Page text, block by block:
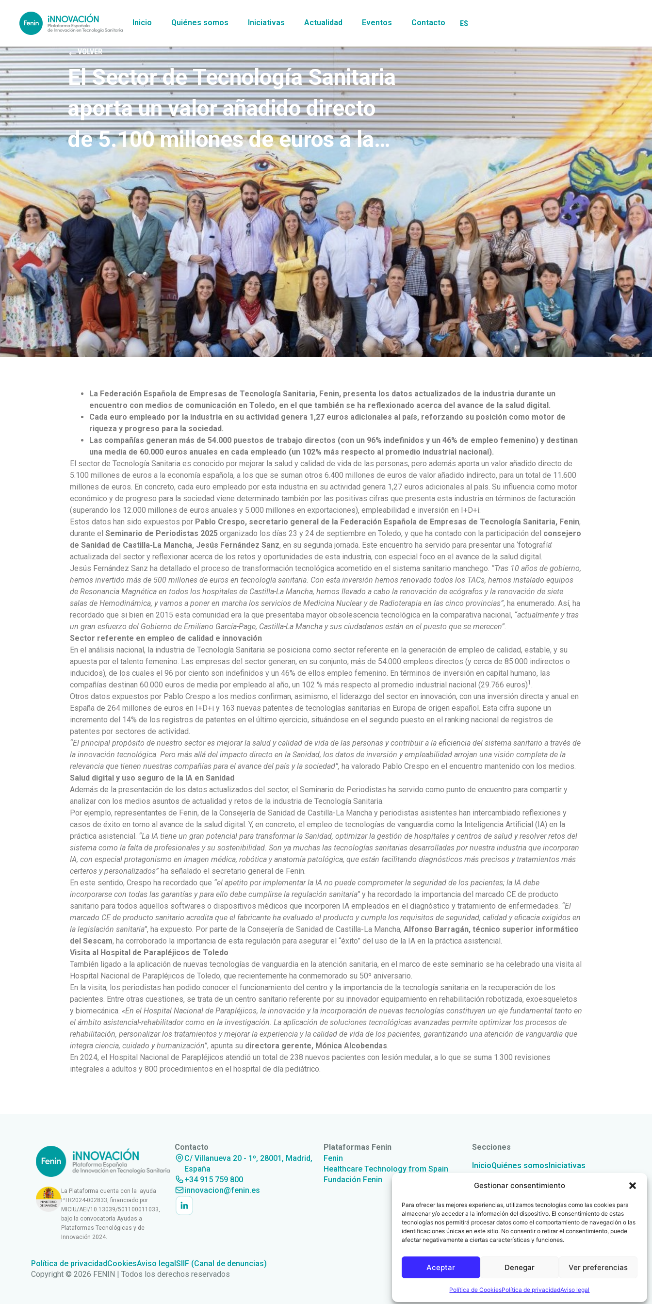
Gestionar consentimiento
Para ofrecer las mejores experiencias, utilizamos tecnologías como las cookies para
almacenar y/o acceder a la información del dispositivo. El consentimiento de estas
tecnologías nos permitirá procesar datos como el comportamiento de navegación o las
identificaciones únicas en este sitio. No consentir o retirar el consentimiento, puede
afectar negativamente a ciertas características y funciones.
Aceptar Denegar Ver preferencias
Política de CookiesPolítica de privacidadAviso legal
Inicio Quiénes somos Iniciativas Actualidad Eventos Contacto ES
EN
VOLVER
El Sector de Tecnología Sanitaria
aporta un valor añadido directo
de 5.100 millones de euros a la
economía española
La Federación Española de Empresas de Tecnología Sanitaria, Fenin, presenta los datos actualizados de la industria durante un
encuentro con medios de comunicación en Toledo, en el que también se ha reflexionado acerca del avance de la salud digital.
Cada euro empleado por la industria en su actividad genera 1,27 euros adicionales al país, reforzando su posición como motor de
riqueza y progreso para la sociedad.
Las compañías generan más de 54.000 puestos de trabajo directos (con un 96% indefinidos y un 46% de empleo femenino) y destinan
una media de 60.000 euros anuales en cada empleado (un 102% más respecto al promedio industrial nacional).
El sector de Tecnología Sanitaria es conocido por mejorar la salud y calidad de vida de las personas, pero además aporta un valor añadido directo de
5.100 millones de euros a la economía española, a los que se suman otros 6.400 millones de euros de valor añadido indirecto, para un total de 11.600
millones de euros. En concreto, cada euro empleado por esta industria en su actividad genera 1,27 euros adicionales al país. Su influencia como motor
económico y de progreso para la sociedad viene determinado también por las positivas cifras que presenta esta industria en términos de facturación
(superando los 12.000 millones de euros anuales y 5.000 millones en exportaciones), empleabilidad e inversión en I+D+i.
Estos datos han sido expuestos por Pablo Crespo, secretario general de la Federación Española de Empresas de Tecnología Sanitaria, Fenin,
durante el Seminario de Periodistas 2025 organizado los días 23 y 24 de septiembre en Toledo, y que ha contado con la participación del consejero
de Sanidad de Castilla-La Mancha, Jesús Fernández Sanz, en su segunda jornada. Este encuentro ha servido para presentar una ‘fotografía’
actualizada del sector y reflexionar acerca de los retos y oportunidades de esta industria, con especial foco en el avance de la salud digital.
Jesús Fernández Sanz ha detallado el proceso de transformación tecnológica acometido en el sistema sanitario manchego. “Tras 10 años de gobierno,
hemos invertido más de 500 millones de euros en tecnología sanitaria. Con esta inversión hemos renovado todos los TACs, hemos instalado equipos
de Resonancia Magnética en todos los hospitales de Castilla-La Mancha, hemos llevado a cabo la renovación de ecógrafos y la renovación de siete
salas de Hemodinámica, y vamos a poner en marcha los servicios de Medicina Nuclear y de Radioterapia en las cinco provincias”, ha enumerado. Así, ha
recordado que si bien en 2015 esta comunidad era la que presentaba mayor obsolescencia tecnológica en la comparativa nacional, “actualmente y tras
un gran esfuerzo del Gobierno de Emiliano García-Page, Castilla-La Mancha y sus ciudadanos están en el puesto que se merecen”.
Sector referente en empleo de calidad e innovación
En el análisis nacional, la industria de Tecnología Sanitaria se posiciona como sector referente en la generación de empleo de calidad, estable, y su
apuesta por el talento femenino. Las empresas del sector generan, en su conjunto, más de 54.000 empleos directos (y cerca de 85.000 indirectos o
inducidos), de los cuales el 96 por ciento son indefinidos y un 46% de ellos empleo femenino. En términos de inversión en capital humano, las
compañías destinan 60.000 euros de media por empleado al año, un 102 % más respecto al promedio industrial nacional (29.766 euros)1 .
Otros datos expuestos por Pablo Crespo a los medios confirman, asimismo, el liderazgo del sector en innovación, con una inversión directa y anual en
España de 264 millones de euros en I+D+i y 163 nuevas patentes de tecnologías sanitarias en Europa de origen español. Esta cifra supone un
incremento del 14% de los registros de patentes en el último ejercicio, situándose en el segundo puesto en el ranking nacional de registros de
patentes por sectores de actividad.
“El principal propósito de nuestro sector es mejorar la salud y calidad de vida de las personas y contribuir a la eficiencia del sistema sanitario a través de
la innovación tecnológica. Pero más allá del impacto directo en la Sanidad, los datos de inversión y empleabilidad arrojan una visión completa de la
relevancia que tienen nuestras compañías para el avance del país y la sociedad”, ha valorado Pablo Crespo en el encuentro mantenido con los medios.
Salud digital y uso seguro de la IA en Sanidad
Además de la presentación de los datos actualizados del sector, el Seminario de Periodistas ha servido como punto de encuentro para compartir y
analizar con los medios asuntos de actualidad y retos de la industria de Tecnología Sanitaria.
Por ejemplo, representantes de Fenin, de la Consejería de Sanidad de Castilla-La Mancha y periodistas asistentes han intercambiado reflexiones y
casos de éxito en torno al avance de la salud digital. Y, en concreto, el empleo de tecnologías de vanguardia como la Inteligencia Artificial (IA) en la
práctica asistencial. “La IA tiene un gran potencial para transformar la Sanidad, optimizar la gestión de hospitales y centros de salud y resolver retos del
sistema como la falta de profesionales y su sostenibilidad. Son ya muchas las tecnologías sanitarias desarrolladas por nuestra industria que incorporan
IA, con especial protagonismo en imagen médica, robótica y anatomía patológica, que están facilitando diagnósticos más precisos y tratamientos más
certeros y personalizados” ha señalado el secretario general de Fenin.
En este sentido, Crespo ha recordado que “el apetito por implementar la IA no puede comprometer la seguridad de los pacientes; la IA debe
incorporarse con todas las garantías y para ello debe cumplirse la regulación sanitaria” y ha recordado la importancia del marcado CE de producto
sanitario para todos aquellos softwares o dispositivos médicos que incorporen IA empleados en el diagnóstico y tratamiento de enfermedades. “El
marcado CE de producto sanitario acredita que el fabricante ha evaluado el producto y cumple los requisitos de seguridad, calidad y eficacia exigidos en
la legislación sanitaria”, ha expuesto. Por parte de la Consejería de Sanidad de Castilla-La Mancha, Alfonso Barragán, técnico superior informático
del Sescam, ha corroborado la importancia de esta regulación para asegurar el “éxito” del uso de la IA en la práctica asistencial.
Visita al Hospital de Parapléjicos de Toledo
También ligado a la aplicación de nuevas tecnologías de vanguardia en la atención sanitaria, en el marco de este seminario se ha celebrado una visita al
Hospital Nacional de Parapléjicos de Toledo, que recientemente ha conmemorado su 50º aniversario.
En la visita, los periodistas han podido conocer el funcionamiento del centro y la importancia de la tecnología sanitaria en la recuperación de los
pacientes. Entre otras cuestiones, se trata de un centro sanitario referente por su innovador equipamiento en rehabilitación robotizada, exoesqueletos
y biomecánica. «En el Hospital Nacional de Parapléjicos, la innovación y la incorporación de nuevas tecnologías constituyen un eje fundamental tanto en
el ámbito asistencial-rehabilitador como en la investigación. La aplicación de soluciones tecnológicas avanzadas permite optimizar los procesos de
rehabilitación, personalizar los tratamientos y mejorar la experiencia y la calidad de vida de los pacientes, garantizando una atención de vanguardia que
integra ciencia, cuidado y humanización”, apunta su directora gerente, Mónica Alcobendas.
En 2024, el Hospital Nacional de Parapléjicos atendió un total de 238 nuevos pacientes con lesión medular, a lo que se suma 1.300 revisiones
integrales a adultos y 800 procedimientos en el hospital de día pediátrico.
La Plataforma cuenta con la ayuda
PTR2024-002833, financiado por
MICIU/AEI/10.13039/501100011033,
bajo la convocatoria Ayudas a
Plataformas Tecnológicas y de
Innovación 2024.
Contacto
C/ Villanueva 20 - 1º, 28001, Madrid,
España
+34 915 759 800
innovacion@fenin.es
Plataformas Fenin
Fenin
Healthcare Technology from Spain
Fundación Fenin
Secciones
InicioQuiénes somosIniciativas
Actualidad EventosContacto
Política de privacidadCookiesAviso legalSIIF (Canal de denuncias)
Copyright © 2026 FENIN | Todos los derechos reservados